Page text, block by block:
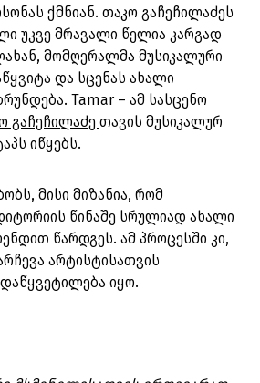
ქმნიან. თაკო გაჩეჩილაძეს
უკვე მრავალი წელია კარგად
მომღერალმა მუსიკალური
და სცენას ახალი
Tamar – ამ სასცენო
გაჩეჩილაძე თავის მუსიკალურ
იწყებს.
მისი მიზანია, რომ
წინაშე სრულიად ახალი
წარდგეს. ამ პროცესში კი,
არტისტისათვის
იყო.